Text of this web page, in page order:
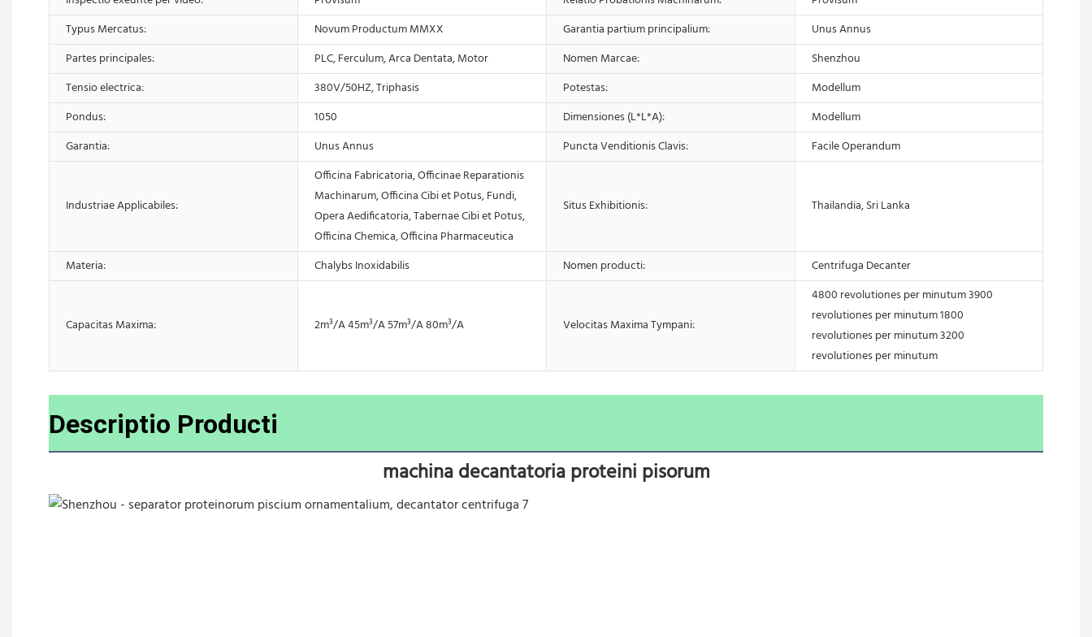
Typus Mercatus:
Novum Productum MMXX Garantia partium principalium:
Unus Annus
Partes principales:
PLC, Ferculum, Arca Dentata, Motor Nomen Marcae:
Shenzhou
Tensio electrica:
380V/50HZ, Triphasis Potestas:
Modellum
Pondus:
1050 Dimensiones (L*L*A):
Modellum
Garantia:
Unus Annus Puncta Venditionis Clavis: Facile Operandum
Industriae Applicabiles:
Officina Fabricatoria, Officinae Reparationis
Machinarum, Officina Cibi et Potus, Fundi,
Opera Aedificatoria, Tabernae Cibi et Potus,
Officina Chemica, Officina Pharmaceutica
Situs Exhibitionis: Thailandia, Sri Lanka
Materia: Chalybs Inoxidabilis Nomen producti: Centrifuga Decanter
Capacitas Maxima: 2m³/A 45m³/A 57m³/A 80m³/A Velocitas Maxima Tympani:
4800 revolutiones per minutum 3900
revolutiones per minutum 1800
revolutiones per minutum 3200
revolutiones per minutum
Descriptio Producti
machina decantatoria proteini pisorum